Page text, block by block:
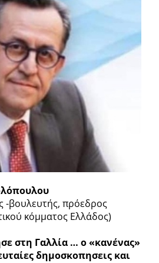
-βουλευτής, πρόεδρος
κόμματος Ελλάδος)
στη Γαλλία … ο «κανένας»
δημοσκοπησεις και